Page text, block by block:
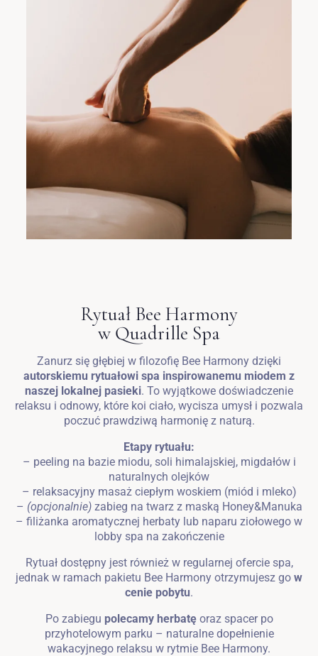
Rytuał Bee Harmony
w Quadrille Spa
Zanurz się głębiej w filozofię Bee Harmony dzięki
autorskiemu rytuałowi spa inspirowanemu miodem z
naszej lokalnej pasieki. To wyjątkowe doświadczenie
relaksu i odnowy, które koi ciało, wycisza umysł i pozwala
poczuć prawdziwą harmonię z naturą.
Etapy rytuału:
– peeling na bazie miodu, soli himalajskiej, migdałów i
naturalnych olejków
– relaksacyjny masaż ciepłym woskiem (miód i mleko)
– (opcjonalnie)zabieg na twarz z maską Honey&Manuka
– filiżanka aromatycznej herbaty lub naparu ziołowego w
lobby spa na zakończenie
Rytuał dostępny jest również w regularnej ofercie spa,
jednak w ramach pakietu Bee Harmony otrzymujesz go w
cenie pobytu.
Po zabiegu polecamy herbatę oraz spacer po
przyhotelowym parku – naturalne dopełnienie
wakacyjnego relaksu w rytmie Bee Harmony.
Dzieci
SZUKAJ